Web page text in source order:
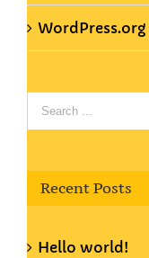
WordPress.org
Search
for:
Recent Posts
Hello world!